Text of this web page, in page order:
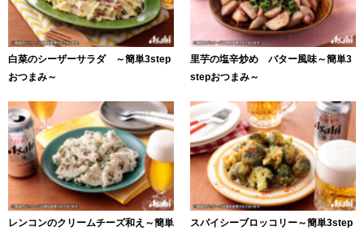
白菜のシーザーサラダ ～簡単3step
おつまみ～
里芋の塩辛炒め バター風味～簡単3
stepおつまみ～
レンコンのクリームチーズ和え～簡単
スパイシーブロッコリー～簡単3step